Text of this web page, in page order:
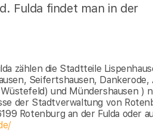
Fulda findet man in der
zählen die Stadtteile
Seifertshausen, Dankerode,
und Mündershausen )
der Stadtverwaltung von
Rotenburg an der Fulda oder